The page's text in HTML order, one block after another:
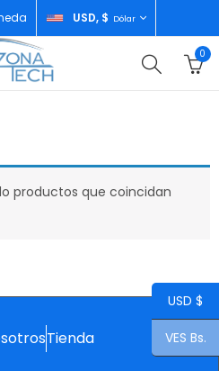
USD, $ Dólar
0
productos que coincidan
Tienda
USD $
VES Bs.